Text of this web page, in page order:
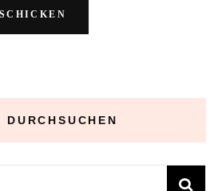
DURCHSUCHEN